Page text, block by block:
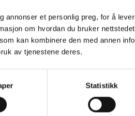
annonser et personlig preg, for å
om hvordan du bruker
kan kombinere den med annen
av tjenestene deres.
Statistikk